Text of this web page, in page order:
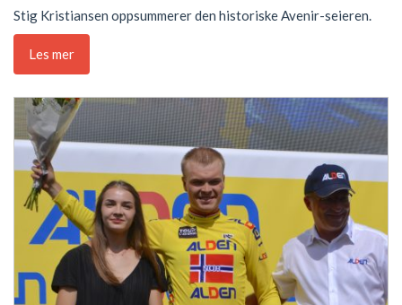
Stig Kristiansen oppsummerer den historiske Avenir-seieren.
Les mer